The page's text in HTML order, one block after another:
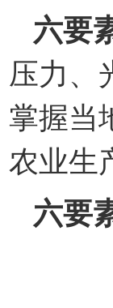
六要
压力、
掌握当
农业生
六要